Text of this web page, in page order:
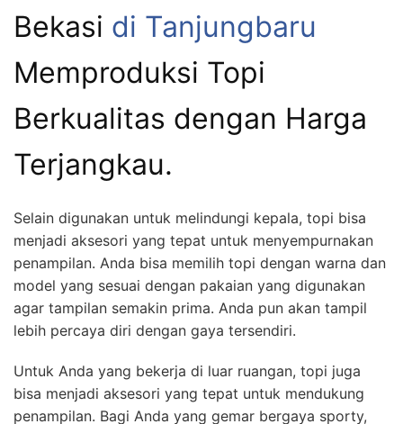
Bekasi di Tanjungbaru
Memproduksi Topi
Berkualitas dengan Harga
Terjangkau.
Selain digunakan untuk melindungi kepala, topi bisa
menjadi aksesori yang tepat untuk menyempurnakan
penampilan. Anda bisa memilih topi dengan warna dan
model yang sesuai dengan pakaian yang digunakan
agar tampilan semakin prima. Anda pun akan tampil
lebih percaya diri dengan gaya tersendiri.
Untuk Anda yang bekerja di luar ruangan, topi juga
bisa menjadi aksesori yang tepat untuk mendukung
penampilan. Bagi Anda yang gemar bergaya sporty,